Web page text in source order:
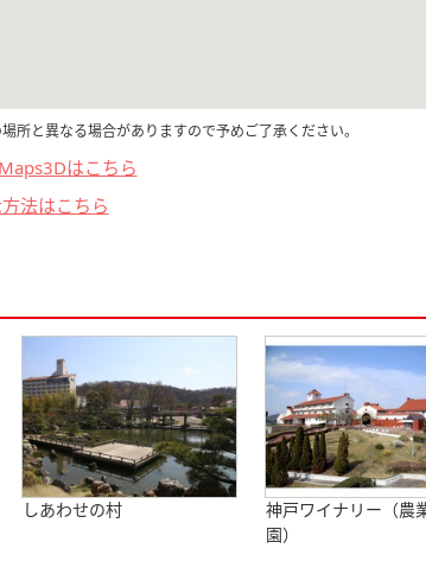
と異なる場合がありますので予めご了承ください。
はこちら
法はこちら
しあわせの村
神戸ワイナリー（農
園）